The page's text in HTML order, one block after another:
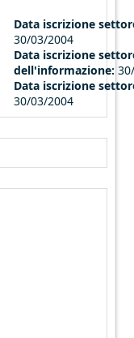
Data iscrizione
30/03/2004
Data iscrizione
dell'informazione:
Data iscrizione
30/03/2004